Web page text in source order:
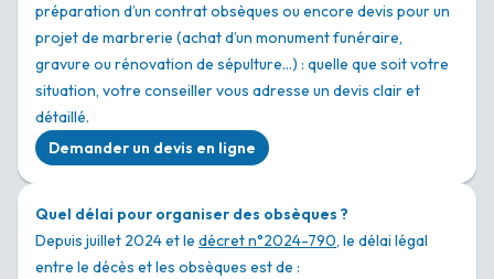
préparation d’un contrat obsèques ou encore devis pour un
projet de marbrerie (achat d’un monument funéraire,
gravure ou rénovation de sépulture…) : quelle que soit votre
situation, votre conseiller vous adresse un devis clair et
détaillé.
Demander un devis en ligne
Quel délai pour organiser des obsèques ?
Depuis juillet 2024 et le décret n°2024-790, le délai légal
entre le décès et les obsèques est de :